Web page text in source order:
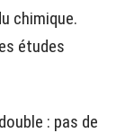
chimique.
études
: pas de